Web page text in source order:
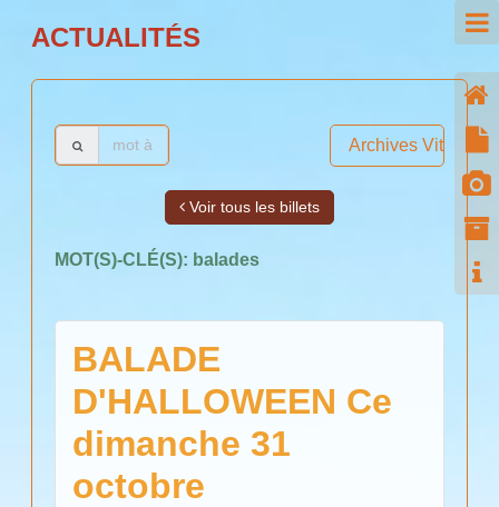
ACTUALITÉS
Archives Vitiyou
Voir tous les billets
MOT(S)-CLÉ(S): balades
BALADE
D'HALLOWEEN Ce
dimanche 31
octobre